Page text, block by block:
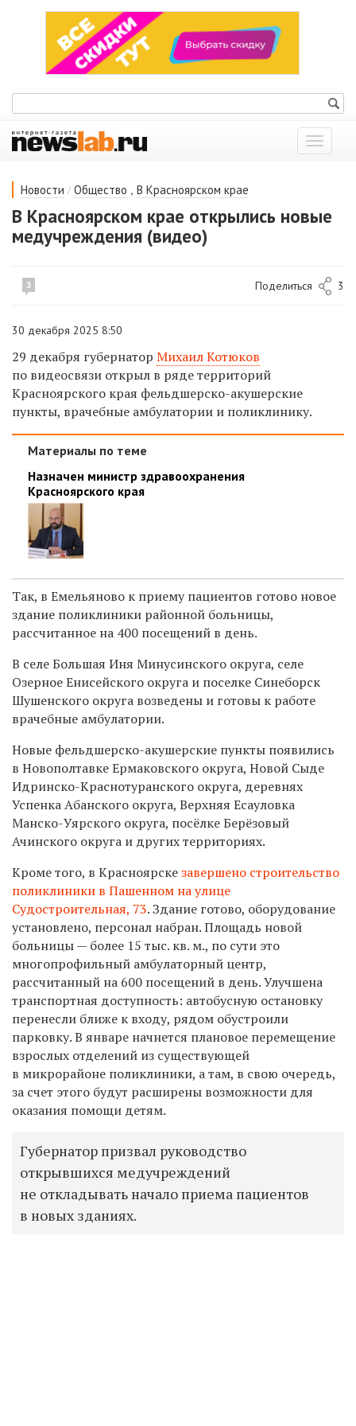
Показать
меню
Новости / Общество , В Красноярском крае
В Красноярском крае открылись новые
медучреждения (видео)
3 Поделиться 3
30 декабря 2025 8:50
29 декабря губернатор Михаил Котюков
по видеосвязи открыл в ряде территорий
Красноярского края фельдшерско-акушерские
пункты, врачебные амбулатории и поликлинику.
Материалы по теме
Назначен министр здравоохранения
Красноярского края
Так, в Емельяново к приему пациентов готово новое
здание поликлиники районной больницы,
рассчитанное на 400 посещений в день.
В селе Большая Иня Минусинского округа, селе
Озерное Енисейского округа и поселке Синеборск
Шушенского округа возведены и готовы к работе
врачебные амбулатории.
Новые фельдшерско-акушерские пункты появились
в Новополтавке Ермаковского округа, Новой Сыде
Идринско-Краснотуранского округа, деревнях
Успенка Абанского округа, Верхняя Есауловка
Манско-Уярского округа, посёлке Берёзовый
Ачинского округа и других территориях.
Кроме того, в Красноярскезавершено строительство
поликлиники в Пашенном на улице
Судостроительная, 73. Здание готово, оборудование
установлено, персонал набран.Площадь новой
больницы — более 15 тыс. кв. м., по сути это
многопрофильный амбулаторный центр,
рассчитанный на 600 посещений в день.Улучшена
транспортная доступность: автобусную остановку
перенесли ближе к входу, рядом обустроили
парковку. В январе начнется плановое перемещение
взрослых отделений из существующей
в микрорайоне поликлиники, а там, в свою очередь,
за счет этого будут расширены возможности для
оказания помощи детям.
Губернатор призвал руководство
открывшихся медучреждений
не откладывать начало приема пациентов
в новых зданиях.